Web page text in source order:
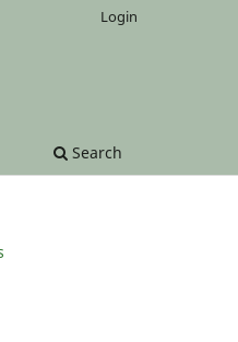
Search
Login